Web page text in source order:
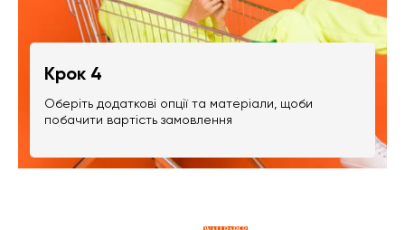
Крок 4
Оберіть додаткові опції та матеріали, щоби
побачити вартість замовлення